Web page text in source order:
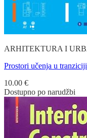
ARHITEKTURA I
Prostori učenja u tranziciji
10.00 €
Dostupno po narudžbi